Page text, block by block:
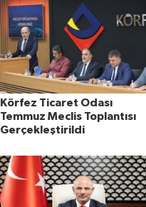
Körfez Ticaret Odası
Temmuz Meclis Toplantısı
Gerçekleştirildi